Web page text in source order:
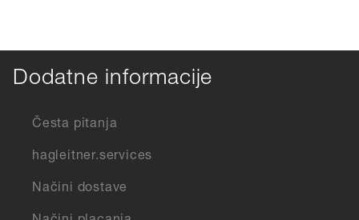
Dodatne informacije
Česta pitanja
hagleitner.services
Načini dostave